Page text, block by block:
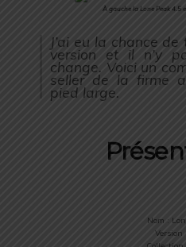
À gauche la Lone Peak 4.5
J’ai eu la chance
version et il n’y
change. Voici un
seller de la firme
pied large.
Nom :
Version